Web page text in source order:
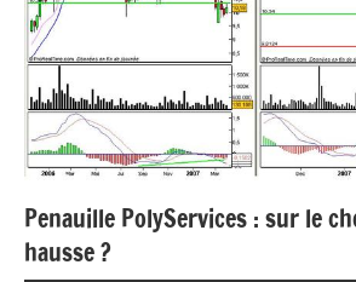
Penauille PolyServices : sur le
hausse ?